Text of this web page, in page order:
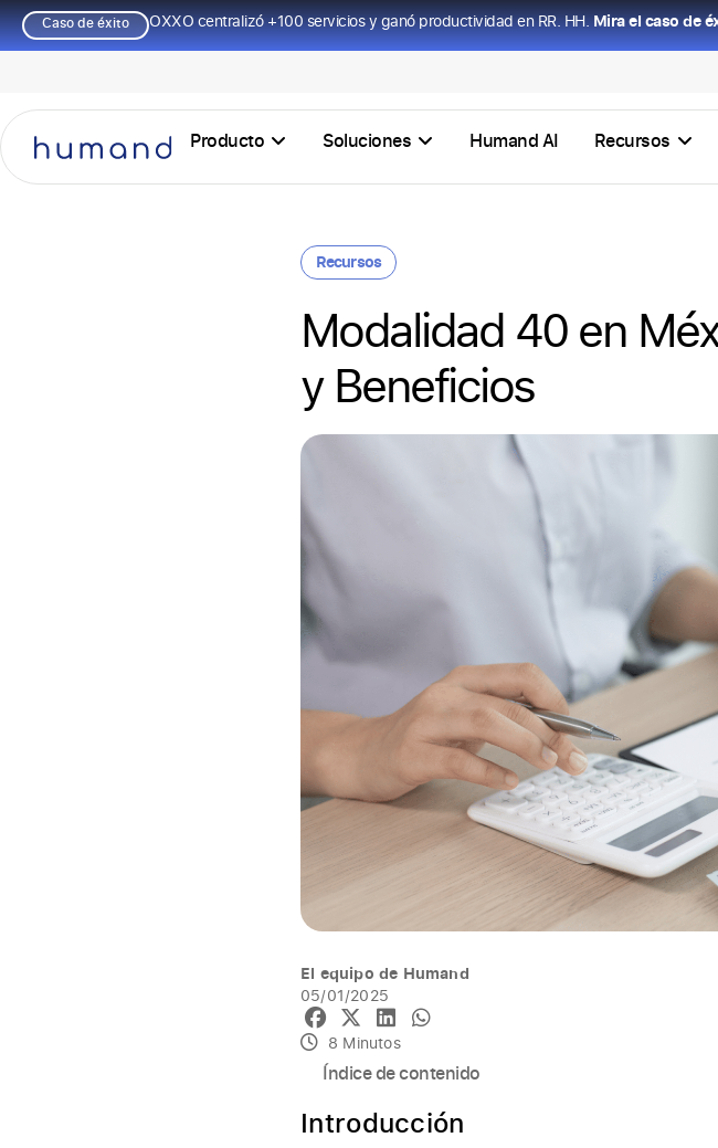
Caso de éxito OXXO centralizó +100 servicios y ganó productividad en RR. HH.Mira el caso de
Producto Soluciones Humand AI Recursos
Recursos
Modalidad 40 en
y Beneficios
El equipo de Humand
05/01/2025
8 Minutos
Índice de contenido
Introducción